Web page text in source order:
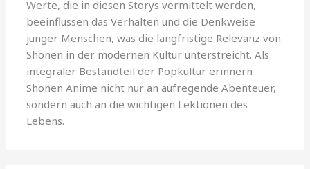
Werte, die in diesen Storys vermittelt werden,
beeinflussen das Verhalten und die Denkweise
junger Menschen, was die langfristige Relevanz von
Shonen in der modernen Kultur unterstreicht. Als
integraler Bestandteil der Popkultur erinnern
Shonen Anime nicht nur an aufregende Abenteuer,
sondern auch an die wichtigen Lektionen des
Lebens.